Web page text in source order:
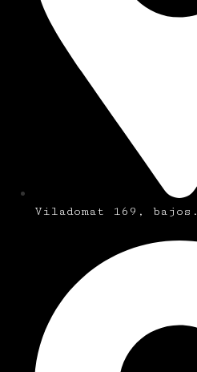
Viladomat 169, bajos.